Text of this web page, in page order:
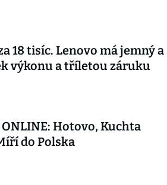
18 tisíc. Lenovo má jemný a
výkonu a tříletou záruku
Hotovo, Kuchta
do Polska